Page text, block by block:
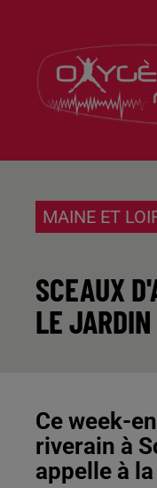
MAINE ET
SCEAUX
LE
Ce week-
riverain à
appelle à